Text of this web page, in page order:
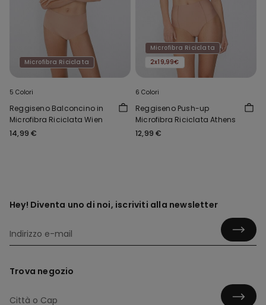
Microfibra Riciclata
5 Colori
Reggiseno Balconcino in
Microfibra Riciclata Wien
14,99 €
Microfibra Riciclata
2x19,99€
6 Colori
Reggiseno Push-up
Microfibra Riciclata Athens
12,99 €
Hey! Diventa uno di noi, iscriviti alla newsletter
Trova negozio